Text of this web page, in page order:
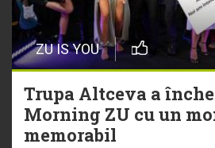
20 Iulie
Episod nou | Muzica
Christian Thomson
20 Iulie
Torpedoul lui Morar:
ZU IS YOU
Trupa Altceva a
Morning ZU cu un
memorabil